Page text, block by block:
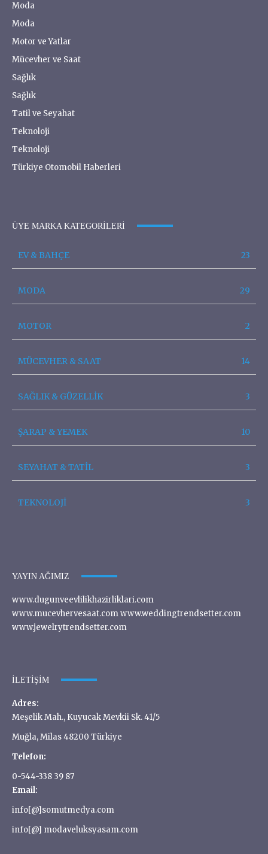
Moda
Moda
Motor ve Yatlar
Mücevher ve Saat
Sağlık
Sağlık
Tatil ve Seyahat
Teknoloji
Teknoloji
Türkiye Otomobil Haberleri
ÜYE MARKA KATEGORILERI
EV & BAHÇE 23
MODA 29
MOTOR 2
MÜCEVHER & SAAT 14
SAĞLIK & GÜZELLİK 3
ŞARAP & YEMEK 10
SEYAHAT & TATİL 3
TEKNOLOJİ 3
YAYIN AĞIMIZ
www.dugunveevlilikhazirliklari.com
www.mucevhervesaat.com www.weddingtrendsetter.com
www.jewelrytrendsetter.com
İLETIŞIM
Adres:
Meşelik Mah., Kuyucak Mevkii Sk. 41/5
Muğla, Milas 48200 Türkiye
Telefon:
0-544-338 39 87
Email:
info[@]somutmedya.com
info[@] modaveluksyasam.com